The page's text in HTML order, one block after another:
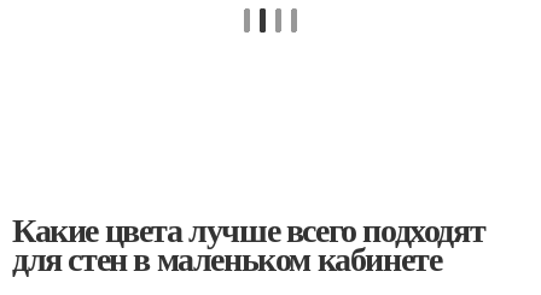
Какие цвета лучше всего подходят
для стен в маленьком кабинете